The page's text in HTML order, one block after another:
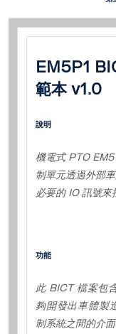
EM5P1
範本 v1.0
說明
機電式 PTO
制單元透過外部
必要的 IO 訊號來
功能
此 BICT 檔案包
夠開發出車體製
制系統之間的介面